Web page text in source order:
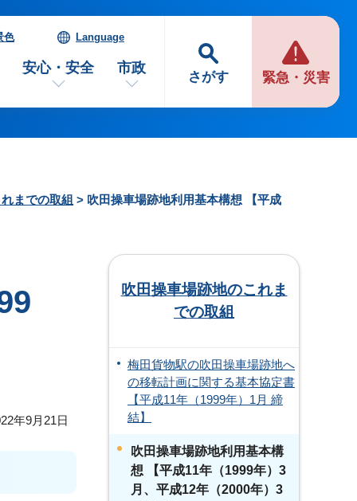
さがす 緊急・災害
色 Language
安心・安全 市政
までの取組 > 吹田操車場跡地利用基本構想 【平成
年9月21日
吹田操車場跡地のこれま
での取組
梅田貨物駅の吹田操車場跡地へ
の移転計画に関する基本協定書
【平成11年（1999年）1月 締
結】
吹田操車場跡地利用基本構
想 【平成11年（1999年）3
月、平成12年（2000年）3